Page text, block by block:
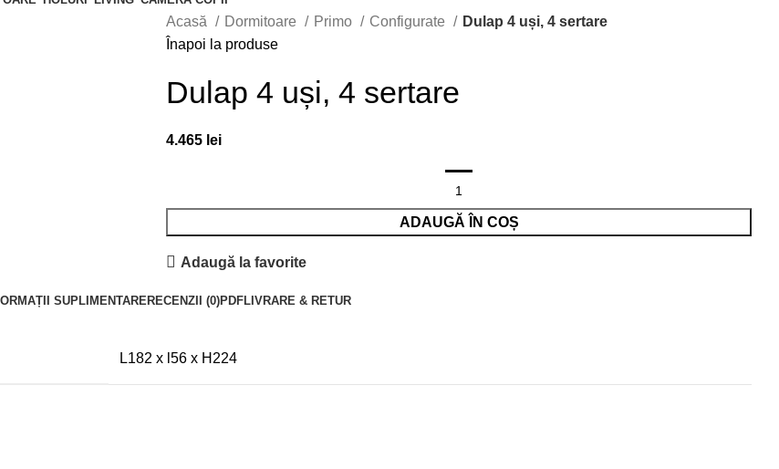
Acasă Dormitoare Primo Configurate
Dulap 4 uși, 4 sertare
Înapoi la produse
Dulap 4 uși, 4 sertare
4.465 lei
ADAUGĂ ÎN COȘ
Adaugă la favorite
SUPLIMENTARERECENZII (0)PDFLIVRARE & RETUR
L182 x l56 x H224